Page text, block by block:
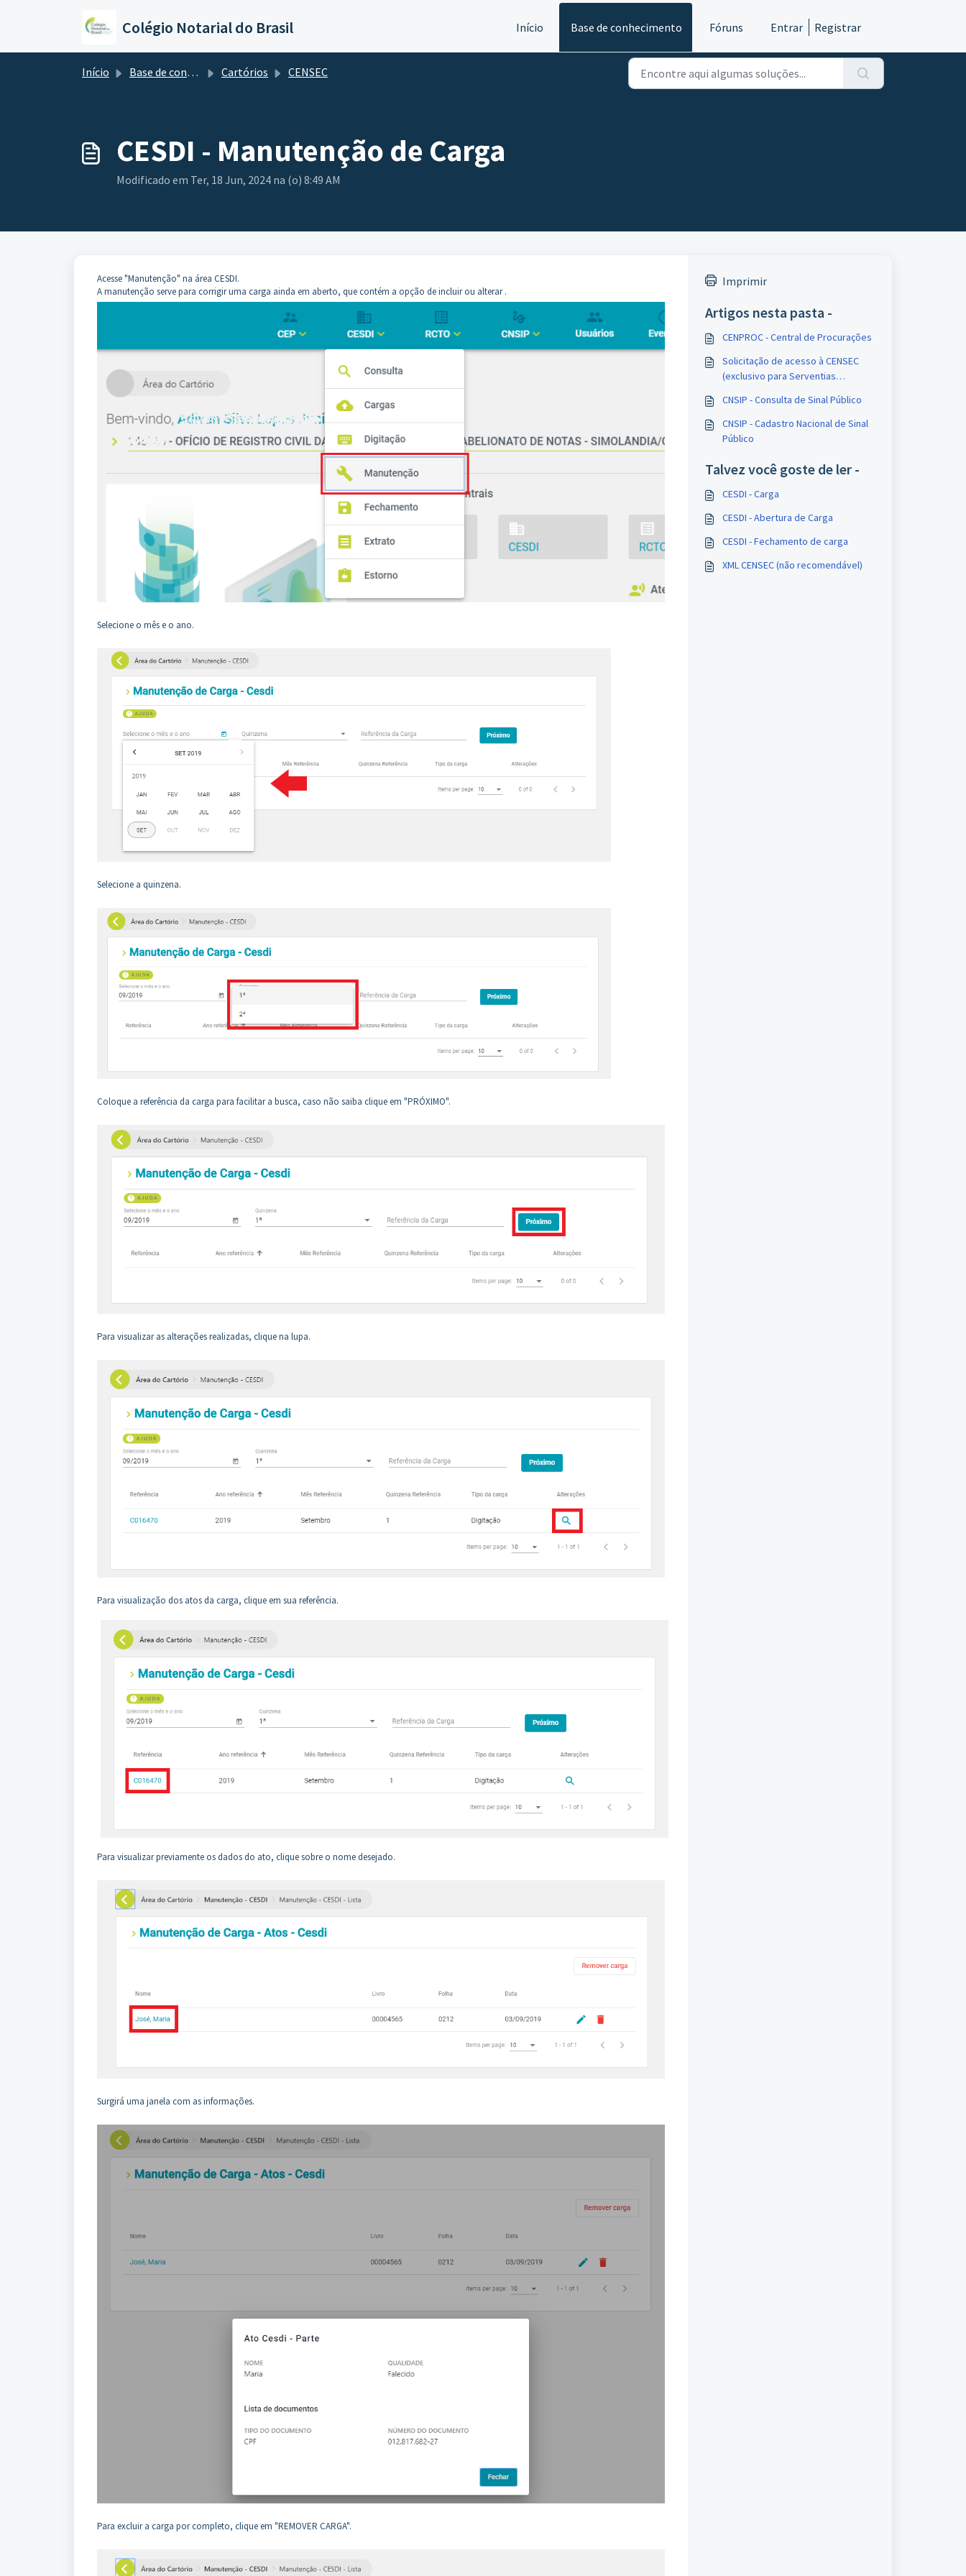
Colégio Notarial do Brasil Início Base de conhecimento Fóruns Entrar Registrar
Início Base de conhecimento Cartórios CENSEC
CESDI - Manutenção de Carga
Modificado em Ter, 18 Jun, 2024 na (o) 8:49 AM
Acesse "Manutenção" na área CESDI.
A manutenção serve para corrigir uma carga ainda em aberto, que contém a opção de incluir ou alterar .
Selecione o mês e o ano.
Selecione a quinzena.
Coloque a referência da carga para facilitar a busca, caso não saiba clique em "PRÓXIMO".
Para visualizar as alterações realizadas, clique na lupa.
Para visualização dos atos da carga, clique em sua referência.
Para visualizar previamente os dados do ato, clique sobre o nome desejado.
Surgirá uma janela com as informações.
Para excluir a carga por completo, clique em "REMOVER CARGA".
Imprimir
Artigos nesta pasta -
CENPROC - Central de Procurações
Solicitação de acesso à CENSEC
(exclusivo para Serventias
CNSIP - Consulta de Sinal Público
CNSIP - Cadastro Nacional de Sinal
Público
Talvez você goste de ler -
CESDI - Carga
CESDI - Abertura de Carga
CESDI - Fechamento de carga
XML CENSEC (não recomendável)